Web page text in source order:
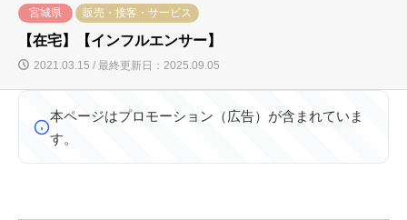
宮城県 販売・接客・サービス
【在宅】【インフルエンサー】
2021.03.15 / 最終更新日：2025.09.05
本ページはプロモーション（広告）が含まれていま
す。